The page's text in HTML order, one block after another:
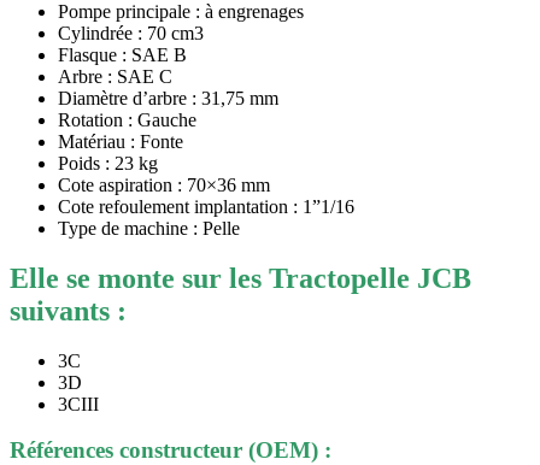
Pompe principale : à engrenages
Cylindrée : 70 cm3
Flasque : SAE B
Arbre : SAE C
Diamètre d’arbre : 31,75 mm
Rotation : Gauche
Matériau : Fonte
Poids : 23 kg
Cote aspiration : 70×36 mm
Cote refoulement implantation : 1”1/16
Type de machine : Pelle
Elle se monte sur les Tractopelle JCB
suivants :
3C
3D
3CIII
Références constructeur (OEM) :